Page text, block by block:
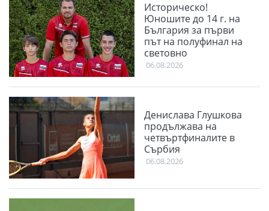
Историческо!
Юношите до 14 г. на
България за първи
път на полуфинал на
световно
06.08.2026
Денислава Глушкова
продължава на
четвъртфиналите в
Сърбия
06.08.2026